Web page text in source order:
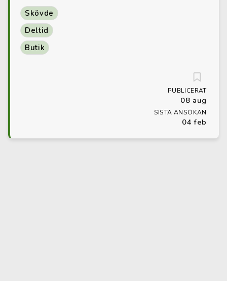
Skövde
Deltid
Butik
PUBLICERAT
08 aug
SISTA ANSÖKAN
04 feb